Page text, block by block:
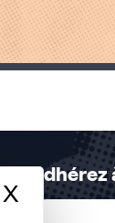
X
Adhérez